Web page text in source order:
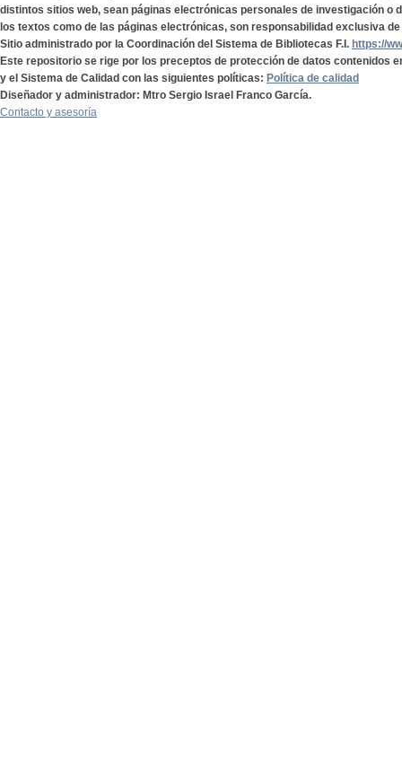
distintos sitios web, sean páginas electrónicas personales de investigación o
los textos como de las páginas electrónicas, son responsabilidad exclusiva
Sitio administrado por la Coordinación del Sistema de Bibliotecas F.I. https://
Este repositorio se rige por los preceptos de protección de datos contenidos
y el Sistema de Calidad con las siguientes políticas: Política de calidad
Diseñador y administrador: Mtro Sergio Israel Franco García.
Contacto y asesoría